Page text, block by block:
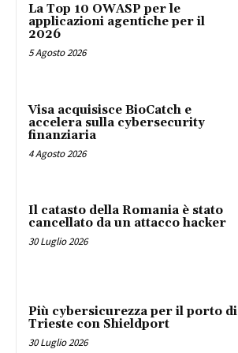
La Top 10 OWASP per le
applicazioni agentiche per il
2026
5 Agosto 2026
Visa acquisisce BioCatch e
accelera sulla cybersecurity
finanziaria
4 Agosto 2026
Il catasto della Romania è stato
cancellato da un attacco hacker
30 Luglio 2026
Più cybersicurezza per il porto di
Trieste con Shieldport
30 Luglio 2026